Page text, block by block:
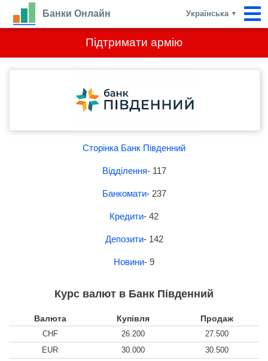
Підтримати армію
Банки Онлайн Українська ▼
Сторінка Банк Південний
Відділення- 117
Банкомати- 237
Кредити- 42
Депозити- 142
Новини- 9
Курс валют в Банк Південний
Валюта Купівля Продаж
CHF 26.200
27.500
EUR
30.000
30.500